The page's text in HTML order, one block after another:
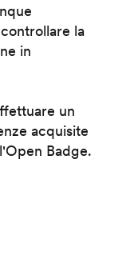
la
in
un
acquisite
Badge.